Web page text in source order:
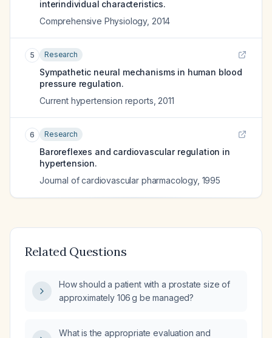
interindividual characteristics.
Comprehensive Physiology, 2014
5 Research
Sympathetic neural mechanisms in human blood
pressure regulation.
Current hypertension reports 2011
6 Research
Baroreflexes and cardiovascular regulation in
hypertension.
Journal of cardiovascular pharmacology, 1995
Related Questions
How should a patient with a prostate size of
approximately 106 g be managed?
What is the appropriate evaluation and